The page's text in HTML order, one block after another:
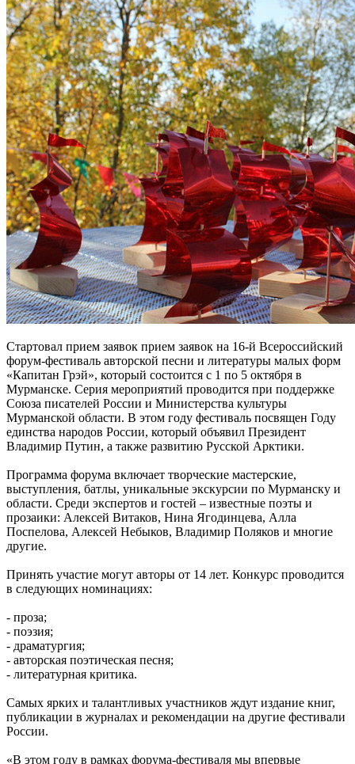
Стартовал прием заявок прием заявок на 16-й Всероссийский
форум-фестиваль авторской песни и литературы малых форм
«Капитан Грэй», который состоится с 1 по 5 октября в
Мурманске. Серия мероприятий проводится при поддержке
Союза писателей России и Министерства культуры
Мурманской области. В этом году фестиваль посвящен Году
единства народов России, который объявил Президент
Владимир Путин, а также развитию Русской Арктики.
Программа форума включает творческие мастерские,
выступления, батлы, уникальные экскурсии по Мурманску и
области. Среди экспертов и гостей – известные поэты и
прозаики: Алексей Витаков, Нина Ягодинцева, Алла
Поспелова, Алексей Небыков, Владимир Поляков и многие
другие.
Принять участие могут авторы от 14 лет. Конкурс проводится
в следующих номинациях:
- проза;
- поэзия;
- драматургия;
- авторская поэтическая песня;
- литературная критика.
Самых ярких и талантливых участников ждут издание книг,
публикации в журналах и рекомендации на другие фестивали
России.
«В этом году в рамках форума-фестиваля мы впервые